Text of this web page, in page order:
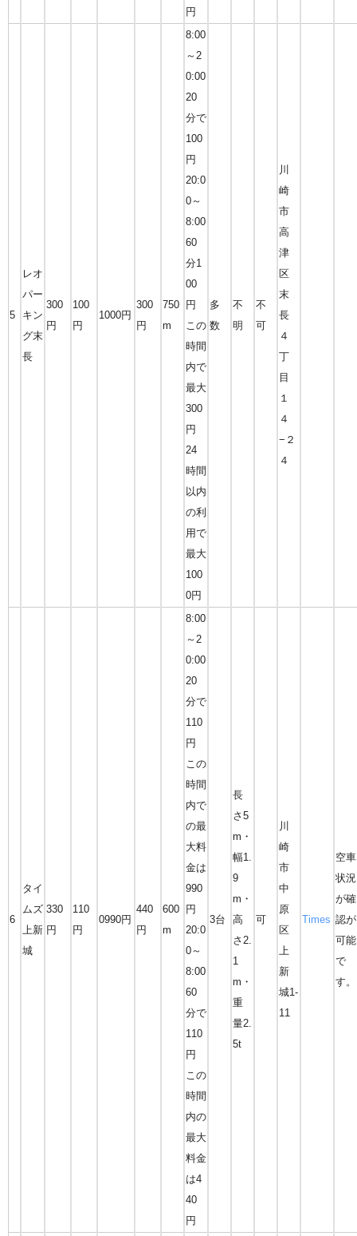
円
5
レオ
パー
キン
グ末
長
300
円
100
円
1000円
300
円
750
m
8:00
～2
0:00
20
分で
100
円
20:0
0～
8:00
60
分1
00
円
この
時間
内で
最大
300
円
24
時間
以内
の利
用で
最大
100
0円
多
数
不
明
不
可
川
崎
市
高
津
区
末
長
４
丁
目
１
４
−２
４
6
タイ
ムズ
上新
城
330
円
110
円
0990円
440
円
600
m
8:00
～2
0:00
20
分で
110
円
この
時間
内で
の最
大料
金は
990
円
20:0
0～
8:00
60
分で
110
円
この
時間
内の
最大
料金
は4
40
円
3台
長
さ5
m・
幅1.
9
m・
高
さ2.
1
m・
重
量2.
5t
可
川
崎
市
中
原
区
上
新
城1-
11
Times
空車
状況
が確
認が
可能
で
す。